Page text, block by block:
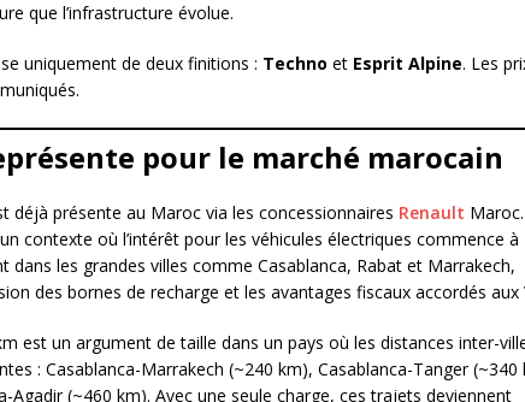
que l’infrastructure évolue.
uniquement de deux finitions : Techno et Esprit Alpine. Les
pour le marché marocain
déjà présente au Maroc via les concessionnaires Renault
contexte où l’intérêt pour les véhicules électriques commence à
dans les grandes villes comme Casablanca, Rabat et Marrakech,
des bornes de recharge et les avantages fiscaux accordés aux
est un argument de taille dans un pays où les distances inter-
: Casablanca-Marrakech (~240 km), Casablanca-Tanger (~340
Agadir (~460 km). Avec une seule charge, ces trajets deviennent